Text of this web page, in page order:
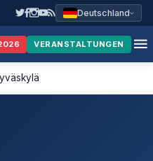
Deutschland
VERANSTALTUNGEN